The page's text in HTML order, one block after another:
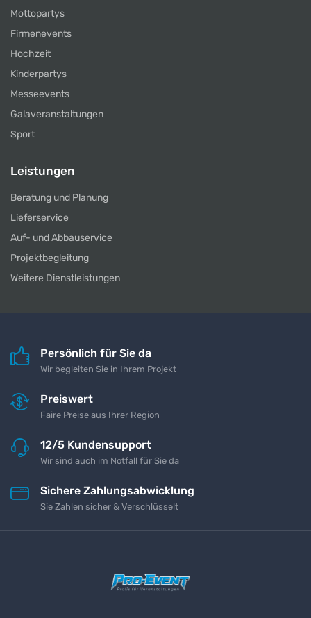
Mottopartys
Firmenevents
Hochzeit
Kinderpartys
Messeevents
Galaveranstaltungen
Sport
Leistungen
Beratung und Planung
Lieferservice
Auf- und Abbauservice
Projektbegleitung
Weitere Dienstleistungen
Persönlich für Sie da
Wir begleiten Sie in Ihrem Projekt
Preiswert
Faire Preise aus Ihrer Region
12/5 Kundensupport
Wir sind auch im Notfall für Sie da
Sichere Zahlungsabwicklung
Sie Zahlen sicher & Verschlüsselt